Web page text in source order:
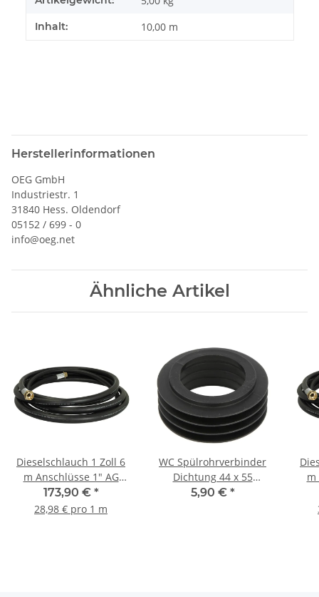
Inhalt: 10,00 m
Herstellerinformationen
OEG GmbH
Industriestr. 1
31840 Hess. Oldendorf
05152 / 699 - 0
info@oeg.net
Ähnliche Artikel
Dieselschlauch 1 Zoll 6
m Anschlüsse 1" AG
Schwarz 10 bar
173,90 € *
28,98 € pro 1 m
WC Spülrohrverbinder
Dichtung 44 x 55
Spülrohrinnenverbinder
5,90 € *
m